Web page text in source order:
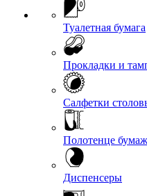
Туалетная бумага
Прокладки и
Салфетки
Полотенце
Диспенсеры